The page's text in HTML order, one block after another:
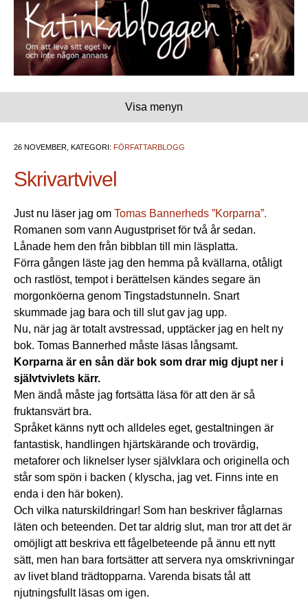
Visa menyn
26 NOVEMBER, KATEGORI: FÖRFATTARBLOGG
Skrivartvivel
Just nu läser jag om Tomas Bannerheds ”Korparna”.
Romanen som vann Augustpriset för två år sedan.
Lånade hem den från bibblan till min läsplatta.
Förra gången läste jag den hemma på kvällarna, otåligt
och rastlöst, tempot i berättelsen kändes segare än
morgonköerna genom Tingstadstunneln. Snart
skummade jag bara och till slut gav jag upp.
Nu, när jag är totalt avstressad, upptäcker jag en helt ny
bok. Tomas Bannerhed måste läsas långsamt.
Korparna är en sån där bok som drar mig djupt ner i
självtvivlets kärr.
Men ändå måste jag fortsätta läsa för att den är så
fruktansvärt bra.
Språket känns nytt och alldeles eget, gestaltningen är
fantastisk, handlingen hjärtskärande och trovärdig,
metaforer och liknelser lyser självklara och originella och
står som spön i backen ( klyscha, jag vet. Finns inte en
enda i den här boken).
Och vilka naturskildringar! Som han beskriver fåglarnas
läten och beteenden. Det tar aldrig slut, man tror att det är
omöjligt att beskriva ett fågelbeteende på ännu ett nytt
sätt, men han bara fortsätter att servera nya omskrivningar
av livet bland trädtopparna. Varenda bisats tål att
njutningsfullt läsas om igen.